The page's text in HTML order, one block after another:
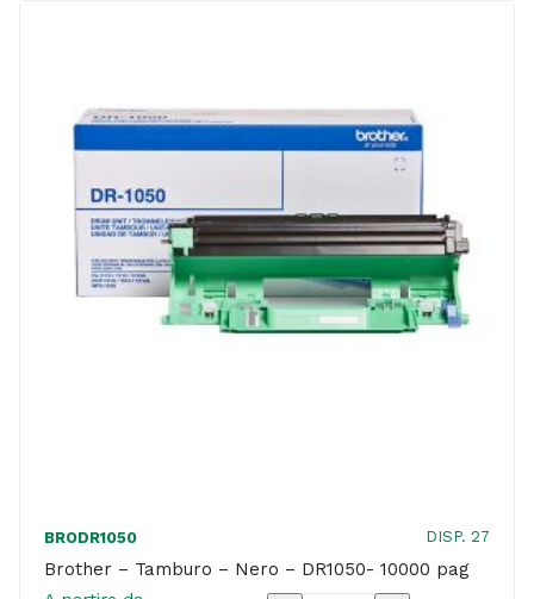
BRODR1050 DISP. 27
Brother – Tamburo – Nero – DR1050- 10000 pag